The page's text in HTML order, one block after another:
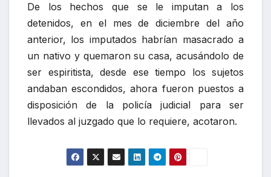
De los hechos que se le imputan a los
detenidos, en el mes de diciembre del año
anterior, los imputados habrían masacrado a
un nativo y quemaron su casa, acusándolo de
ser espiritista, desde ese tiempo los sujetos
andaban escondidos, ahora fueron puestos a
disposición de la policía judicial para ser
llevados al juzgado que lo requiere, acotaron.